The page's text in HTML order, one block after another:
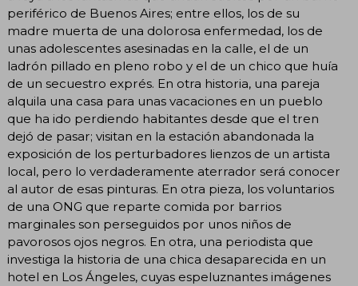
periférico de Buenos Aires; entre ellos, los de su
madre muerta de una dolorosa enfermedad, los de
unas adolescentes asesinadas en la calle, el de un
ladrón pillado en pleno robo y el de un chico que huía
de un secuestro exprés. En otra historia, una pareja
alquila una casa para unas vacaciones en un pueblo
que ha ido perdiendo habitantes desde que el tren
dejó de pasar; visitan en la estación abandonada la
exposición de los perturbadores lienzos de un artista
local, pero lo verdaderamente aterrador será conocer
al autor de esas pinturas. En otra pieza, los voluntarios
de una ONG que reparte comida por barrios
marginales son perseguidos por unos niños de
pavorosos ojos negros. En otra, una periodista que
investiga la historia de una chica desaparecida en un
hotel en Los Ángeles, cuyas espeluznantes imágenes